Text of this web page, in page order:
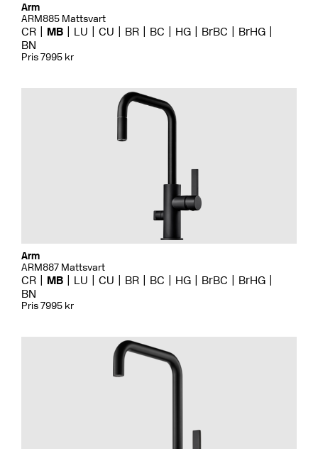
Arm
ARM885 Mattsvart
CR MB LU CU BR BC HG BrBC
BrHG
BN
Pris 7995 kr
Arm
ARM887 Mattsvart
CR MB LU CU BR BC HG BrBC
BrHG
BN
Pris 7995 kr